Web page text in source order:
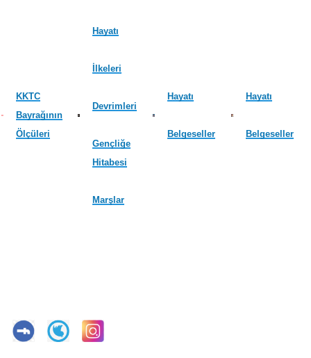
KKTC
Bayrağının
Ölçüleri
Hayatı
İlkeleri
Devrimleri
Gençliğe
Hitabesi
Marşlar
Hayatı
Belgeseller
Hayatı
Belgeseller